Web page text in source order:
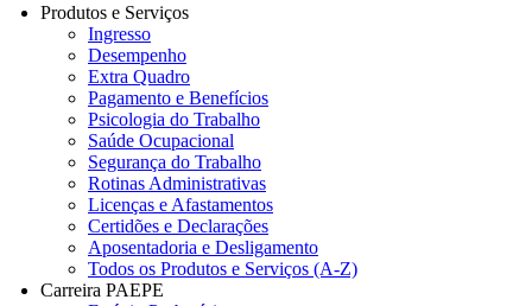
Produtos e Serviços
Ingresso
Desempenho
Extra Quadro
Pagamento e Benefícios
Psicologia do Trabalho
Saúde Ocupacional
Segurança do Trabalho
Rotinas Administrativas
Licenças e Afastamentos
Certidões e Declarações
Aposentadoria e Desligamento
Todos os Produtos e Serviços (A-Z)
Carreira PAEPE